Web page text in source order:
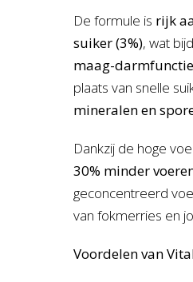
De formule is rijk
suiker (3%), wat
maag-darmfunctie
plaats van snelle
mineralen en
Dankzij de hoge
30% minder
geconcentreerd
van fokmerries en
Voordelen van